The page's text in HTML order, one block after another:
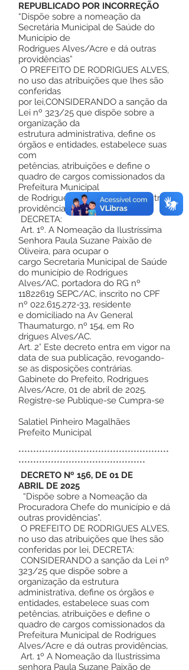
REPUBLICADO POR INCORREÇÃO
“Dispõe sobre a nomeação da
Secretária Municipal de Saúde do
Município de
Rodrigues Alves/Acre e dá outras
providências”
O PREFEITO DE RODRIGUES ALVES,
no uso das atribuições que lhes são
conferidas
por lei,CONSIDERANDO a sanção da
Lei nº 323/25 que dispõe sobre a
organização da
estrutura administrativa, define os
órgãos e entidades, estabelece suas
com
petências, atribuições e define o
quadro de cargos comissionados da
Prefeitura Municipal
de Rodrigues Alves/Acre e dá outras
providências,
DECRETA:
Art. 1º. A Nomeação da Ilustríssima
Senhora Paula Suzane Paixão de
Oliveira, para ocupar o
cargo Secretaria Municipal de Saúde
do município de Rodrigues
Alves/AC, portadora do RG nº
11822619 SEPC/AC, inscrito no CPF
nº 022.615.272-33, residente
e domiciliado na Av General
Thaumaturgo, nº 154, em Ro
drigues Alves/AC.
Art. 2° Este decreto entra em vigor na
data de sua publicação, revogando-
se as disposições contrárias.
Gabinete do Prefeito, Rodrigues
Alves/Acre, 01 de abril de 2025.
Registre-se Publique-se Cumpra-se
Salatiel Pinheiro Magalhães
Prefeito Municipal
***************************************************
*******************************************
DECRETO Nº 156, DE 01 DE
ABRIL DE 2025
“Dispõe sobre a Nomeação da
Procuradora Chefe do município e dá
outras providências”.
O PREFEITO DE RODRIGUES ALVES,
no uso das atribuições que lhes são
conferidas por lei, DECRETA:
CONSIDERANDO a sanção da Lei nº
323/25 que dispõe sobre a
organização da estrutura
administrativa, define os órgãos e
entidades, estabelece suas com
petências, atribuições e define o
quadro de cargos comissionados da
Prefeitura Municipal de Rodrigues
Alves/Acre e dá outras providências,
Art. 1º A Nomeação da Ilustríssima
senhora Paula Suzane Paixão de